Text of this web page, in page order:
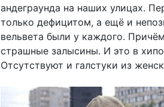
андеграунда на наших улицах.
только дефицитом, а ещё и
вельвета были у каждого.
страшные залысины. И это в
Отсутствуют и галстуки из